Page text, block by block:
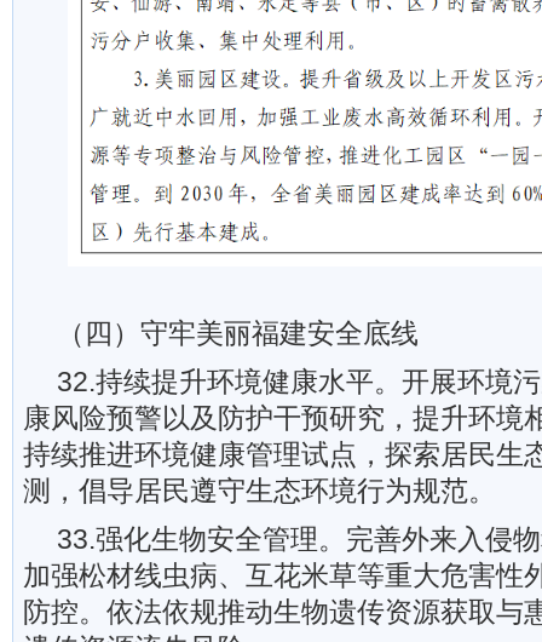
（四）守牢美丽福建安全底线
32.持续提升环境健康水平。开展环境
康风险预警以及防护干预研究，提升环境
持续推进环境健康管理试点，探索居民生
测，倡导居民遵守生态环境行为规范。
33.强化生物安全管理。完善外来入侵
加强松材线虫病、互花米草等重大危害性
防控。依法依规推动生物遗传资源获取与